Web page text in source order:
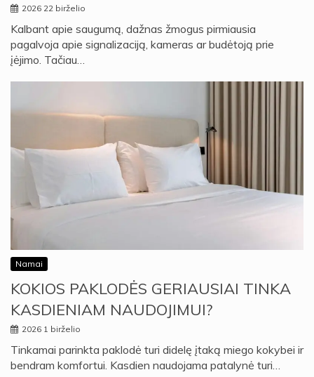
2026 22 birželio
Kalbant apie saugumą, dažnas žmogus pirmiausia
pagalvoja apie signalizaciją, kameras ar budėtoją prie
įėjimo. Tačiau…
Namai
KOKIOS PAKLODĖS GERIAUSIAI TINKA
KASDIENIAM NAUDOJIMUI?
2026 1 birželio
Tinkamai parinkta paklodė turi didelę įtaką miego kokybei ir
bendram komfortui. Kasdien naudojama patalynė turi…